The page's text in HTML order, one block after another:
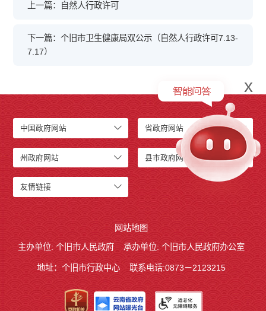
上一篇：自然人行政许可
下一篇：个旧市卫生健康局双公示（自然人行政许可7.13-
7.17）
中国政府网站 省政府网站
州政府网站 县市政府网站
友情链接
网站地图
主办单位: 个旧市人民政府
承办单位: 个旧市人民政府办公室
地址：个旧市行政中心 联系电话:0873－2123215
x